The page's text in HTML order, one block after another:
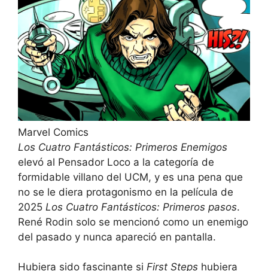
Marvel Comics
Los Cuatro Fantásticos: Primeros Enemigos
elevó al Pensador Loco a la categoría de
formidable villano del UCM, y es una pena que
no se le diera protagonismo en la película de
2025 Los Cuatro Fantásticos: Primeros pasos.
René Rodin solo se mencionó como un enemigo
del pasado y nunca apareció en pantalla.
Hubiera sido fascinante si First Steps hubiera